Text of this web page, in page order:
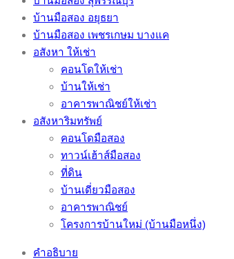
บ้านมือสอง อยุธยา
บ้านมือสอง เพชรเกษม บางแค
อสังหา ให้เช่า
คอนโดให้เช่า
บ้านให้เช่า
อาคารพาณิชย์ให้เช่า
อสังหาริมทรัพย์
คอนโดมือสอง
ทาวน์เฮ้าส์มือสอง
ที่ดิน
บ้านเดี่ยวมือสอง
อาคารพาณิชย์
โครงการบ้านใหม่ (บ้านมือหนึ่ง)
คำอธิบาย